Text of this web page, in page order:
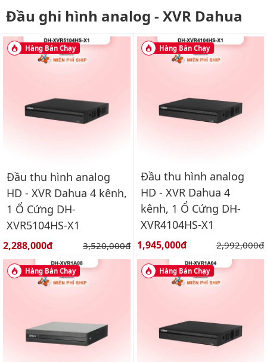
Đầu ghi hình analog - XVR Dahua
Hàng Bán Chạy
Đầu thu hình analog
HD - XVR Dahua 4 kênh,
1 Ổ Cứng DH-
XVR5104HS-X1
Giá bán:
2,288,000đ Giá gốc:
3,520,000đ
Hàng Bán Chạy
Đầu thu hình analog
HD - XVR Dahua 4
kênh, 1 Ổ Cứng DH-
XVR4104HS-X1
Giá bán:
1,945,000đ Giá gốc:
2,992,000đ
Hàng Bán Chạy Hàng Bán Chạy